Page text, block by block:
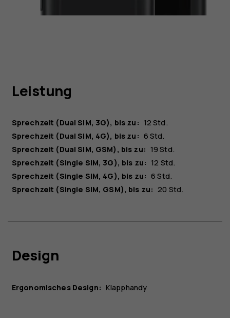
Leistung
Sprechzeit (Dual SIM, 3G), bis zu: 12 Std.
Sprechzeit (Dual SIM, 4G), bis zu: 6 Std.
Sprechzeit (Dual SIM, GSM), bis zu: 19 Std.
Sprechzeit (Single SIM, 3G), bis zu: 12 Std.
Sprechzeit (Single SIM, 4G), bis zu: 6 Std.
Sprechzeit (Single SIM, GSM), bis zu: 20 Std.
Design
Ergonomisches Design: Klapphandy